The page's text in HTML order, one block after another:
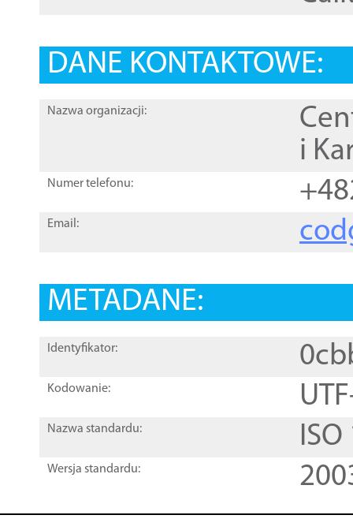
DANE KONTAKTOWE:
Nazwa organizacji:
i
Numer telefonu:
Email:
METADANE:
Identyfikator:
Kodowanie:
Nazwa standardu:
Wersja standardu: